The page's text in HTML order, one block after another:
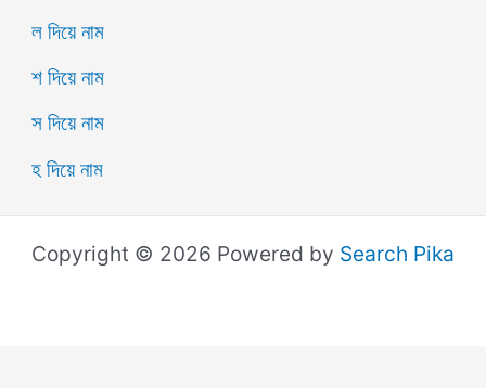
ল দিয়ে নাম
শ দিয়ে নাম
স দিয়ে নাম
হ দিয়ে নাম
Copyright © 2026 Powered by Search Pika